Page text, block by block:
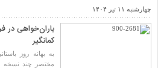
چهارشنبه ۱۱ تیر ۱۴۰۴
باران‌خواهی در
کمانگیر
به بهانه روز
مختصر چند نسخه